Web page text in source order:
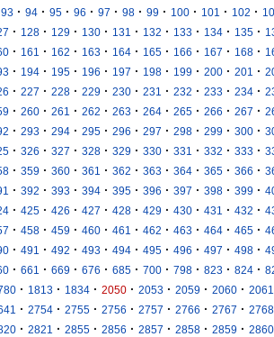
93 · 94 · 95 · 96 · 97 · 98 · 99 · 100 · 101 · 102 ·
· 128 · 129 · 130 · 131 · 132 · 133 · 134 · 135 ·
· 161 · 162 · 163 · 164 · 165 · 166 · 167 · 168 ·
· 194 · 195 · 196 · 197 · 198 · 199 · 200 · 201 ·
· 227 · 228 · 229 · 230 · 231 · 232 · 233 · 234 ·
· 260 · 261 · 262 · 263 · 264 · 265 · 266 · 267 ·
· 293 · 294 · 295 · 296 · 297 · 298 · 299 · 300 ·
· 326 · 327 · 328 · 329 · 330 · 331 · 332 · 333 ·
· 359 · 360 · 361 · 362 · 363 · 364 · 365 · 366 ·
· 392 · 393 · 394 · 395 · 396 · 397 · 398 · 399 ·
· 425 · 426 · 427 · 428 · 429 · 430 · 431 · 432 ·
· 458 · 459 · 460 · 461 · 462 · 463 · 464 · 465 ·
· 491 · 492 · 493 · 494 · 495 · 496 · 497 · 498 ·
· 661 · 669 · 676 · 685 · 700 · 798 · 823 · 824 ·
· 1813 · 1834 · 2050 · 2053 · 2059 · 2060 · 2061
· 2754 · 2755 · 2756 · 2757 · 2766 · 2767 · 2768
· 2821 · 2855 · 2856 · 2857 · 2858 · 2859 · 2860